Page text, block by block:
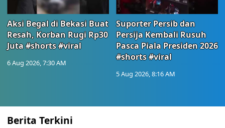
Aksi Begal di Bekasi Buat
Resah, Korban Rugi Rp30
Juta #shorts #viral
6 Aug 2026, 7:30 AM
Suporter Persib dan
Persija Kembali Rusuh
Pasca Piala Presiden 2026
#shorts #viral
5 Aug 2026, 8:16 AM
Berita Terkini